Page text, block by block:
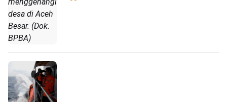
desa di Aceh
Besar. (Dok.
BPBA)